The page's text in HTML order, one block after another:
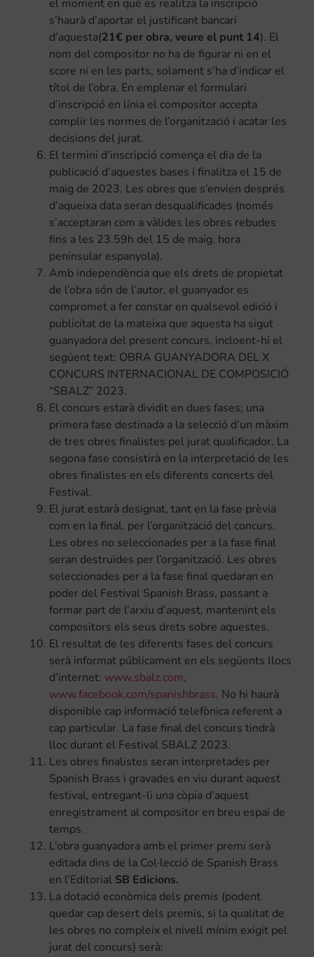
el moment en què es realitza la inscripció
s’haurà d’aportar el justificant bancari
d’aquesta(21€ per obra, veure el punt 14). El
nom del compositor no ha de figurar ni en el
score ni en les parts, solament s’ha d’indicar el
títol de l’obra. En emplenar el formulari
d’inscripció en línia el compositor accepta
complir les normes de l’organització i acatar les
decisions del jurat.
El termini d’inscripció comença el dia de la
publicació d’aquestes bases i finalitza el 15 de
maig de 2023. Les obres que s’envien després
d’aqueixa data seran desqualificades (només
s’acceptaran com a vàlides les obres rebudes
fins a les 23.59h del 15 de maig, hora
peninsular espanyola).
Amb independència que els drets de propietat
de l’obra són de l’autor, el guanyador es
compromet a fer constar en qualsevol edició i
publicitat de la mateixa que aquesta ha sigut
guanyadora del present concurs, incloent-hi el
següent text: OBRA GUANYADORA DEL X
CONCURS INTERNACIONAL DE COMPOSICIÓ
“SBALZ” 2023.
El concurs estarà dividit en dues fases; una
primera fase destinada a la selecció d’un màxim
de tres obres finalistes pel jurat qualificador. La
segona fase consistirà en la interpretació de les
obres finalistes en els diferents concerts del
Festival.
El jurat estarà designat, tant en la fase prèvia
com en la final, per l’organització del concurs.
Les obres no seleccionades per a la fase final
seran destruïdes per l’organització. Les obres
seleccionades per a la fase final quedaran en
poder del Festival Spanish Brass, passant a
formar part de l’arxiu d’aquest, mantenint els
compositors els seus drets sobre aquestes.
El resultat de les diferents fases del concurs
serà informat públicament en els següents llocs
d’internet: www.sbalz.com,
www.facebook.com/spanishbrass. No hi haurà
disponible cap informació telefònica referent a
cap particular. La fase final del concurs tindrà
lloc durant el Festival SBALZ 2023.
Les obres finalistes seran interpretades per
Spanish Brass i gravades en viu durant aquest
festival, entregant-li una còpia d’aquest
enregistrament al compositor en breu espai de
temps.
L’obra guanyadora amb el primer premi serà
editada dins de la Col·lecció de Spanish Brass
en l’Editorial SB Edicions.
La dotació econòmica dels premis (podent
quedar cap desert dels premis, si la qualitat de
les obres no compleix el nivell mínim exigit pel
jurat del concurs) serà: